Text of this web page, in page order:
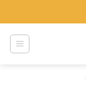
to
content